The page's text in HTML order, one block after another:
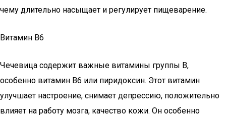
чему длительно ​​насыщает и регулирует пищеварение.
Витамин В6
Чечевица содержит важные витамины группы B,
особенно витамин B6 или пиридоксин. Этот витамин
улучшает настроение, снимает депрессию, положительно
влияет на работу мозга, качество кожи. Он особенно